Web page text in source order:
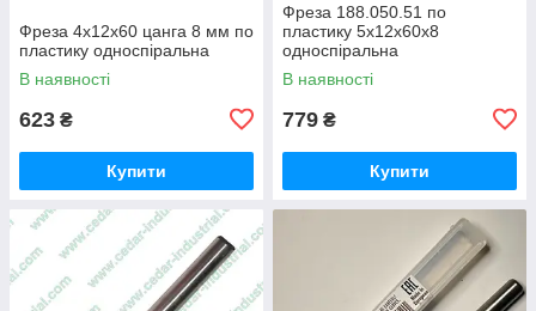
Фреза 4х12х60 цанга 8 мм по
пластику односпіральна
В наявності
623 ₴
Купити
Фреза 188.050.51 по
пластику 5х12х60х8
односпіральна
В наявності
779 ₴
Купити